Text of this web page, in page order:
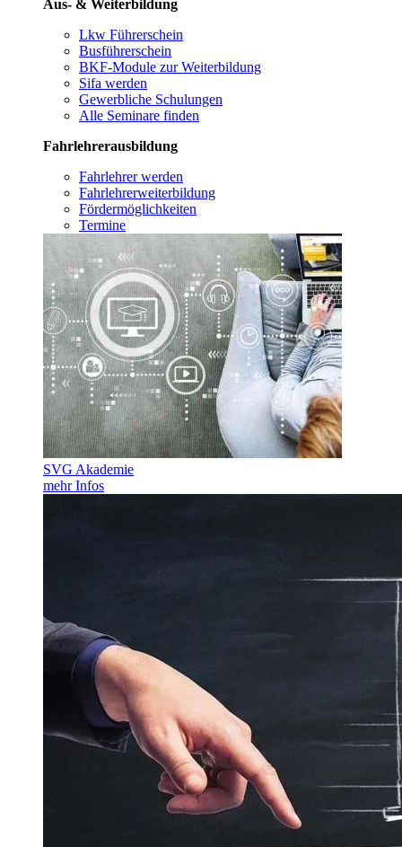
Aus- & Weiterbildung
Lkw Führerschein
Busführerschein
BKF-Module zur Weiterbildung
Sifa werden
Gewerbliche Schulungen
Alle Seminare finden
Fahrlehrerausbildung
Fahrlehrer werden
Fahrlehrerweiterbildung
Fördermöglichkeiten
Termine
SVG Akademie
mehr Infos